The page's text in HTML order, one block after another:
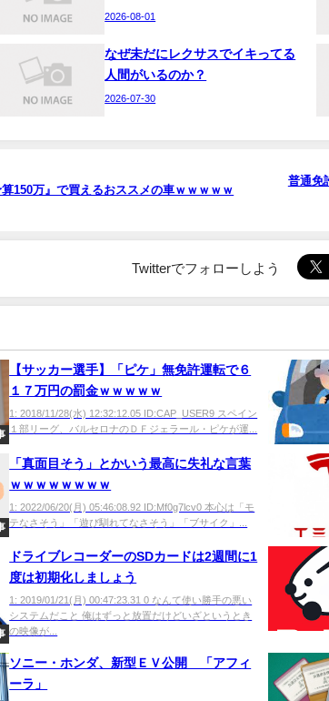
2026-08-01
なぜ未だにレクサスでイキってる
人間がいるのか？
2026-07-30
算150万』で買えるおススメの車ｗｗｗｗｗ
普通免
Twitterでフォローしよう
【サッカー選手】「ピケ」無免許運転で６
１７万円の罰金ｗｗｗｗｗ
1: 2018/11/28(水) 12:32:12.05 ID:CAP_USER9 スペイン
１部リーグ、バルセロナのＤＦジェラール・ピケが運...
「真面目そう」とかいう最高に失礼な言葉
ｗｗｗｗｗｗｗｗ
1: 2022/06/20(月) 05:46:08.92 ID:Mf0g7lcv0 本心は「モ
テなさそう」「遊び馴れてなさそう」「ブサイク」...
ドライブレコーダーのSDカードは2週間に1
度は初期化しましょう
1: 2019/01/21(月) 00:47:23.31 0 なんて使い勝手の悪い
システムだこと 俺はずっと放置だけどいざというとき
の映像が...
ソニー・ホンダ、新型ＥＶ公開 「アフィ
ーラ」